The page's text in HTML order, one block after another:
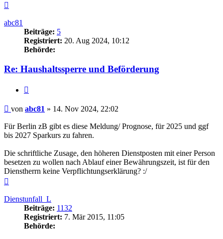
abc81
Beiträge: 5
Registriert: 20. Aug 2024, 10:12
Behörde:
Re: Haushaltssperre und Beförderung
Beitrag
von abc81 » 14. Nov 2024, 22:02
Für Berlin zB gibt es diese Meldung/ Prognose, für 2025 und ggf
bis 2027 Sparkurs zu fahren.
Die schriftliche Zusage, den höheren Dienstposten mit einer Person
besetzen zu wollen nach Ablauf einer Bewährungszeit, ist für den
Dienstherrn keine Verpflichtungserklärung? :/
Dienstunfall_L
Beiträge: 1132
Registriert: 7. Mär 2015, 11:05
Behörde: